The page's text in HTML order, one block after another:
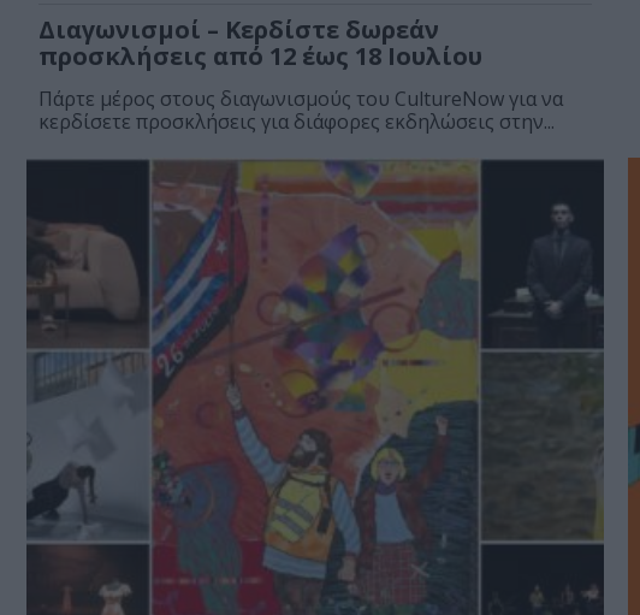
Διαγωνισμοί – Κερδίστε δωρεάν
προσκλήσεις από 12 έως 18 Ιουλίου
Πάρτε μέρος στους διαγωνισμούς του CultureNow για να
κερδίσετε προσκλήσεις για διάφορες εκδηλώσεις στην...